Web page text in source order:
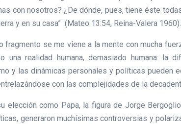
con nosotros? ¿De dónde, pues, tiene éste
y en su casa” (Mateo 13:54, Reina-Valera 1960).
fragmento se me viene a la mente con mucha
una realidad humana, demasiado humana:
y las dinámicas personales y políticas pueden
con las complejidades de la
elección como Papa, la figura de Jorge
generaron muchísimas controversias y